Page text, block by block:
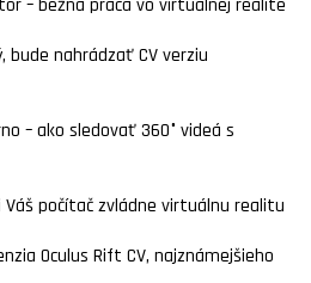
– bežná práca vo virtuálnej realite
bude nahrádzať CV verziu
– ako sledovať 360° videá s
počítač zvládne virtuálnu realitu
Oculus Rift CV, najznámejšieho